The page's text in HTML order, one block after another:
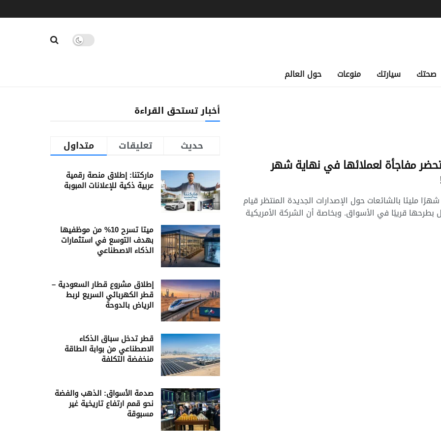
صحتك سيارتك منوعات حول العالم
مفاجأة لعملائها في نهاية شهر
مليئا بالشائعات حول الإصدارات الجديدة المنتظر قيام
بطرحها قريبًا في الأسواق. وبخاصة أن الشركة الأمريكية
أخبار تستحق القراءة
متداول تعليقات حديث
ماركتنا: إطلاق منصة رقمية
عربية ذكية للإعلانات المبوبة
ميتا تسرح 10% من موظفيها
بهدف التوسع في استثمارات
الذكاء الاصطناعي
إطلاق مشروع قطار السعودية –
قطر الكهربائي السريع لربط
الرياض بالدوحة
قطر تدخل سباق الذكاء
الاصطناعي من بوابة الطاقة
منخفضة التكلفة
صدمة الأسواق: الذهب والفضة
نحو قمم ارتفاع تاريخية غير
مسبوقة